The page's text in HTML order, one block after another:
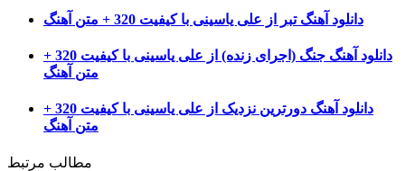
دانلود آهنگ تبر از علی یاسینی با کیفیت 320 + متن آهنگ
دانلود آهنگ جنگ (اجرای زنده) از علی یاسینی با کیفیت 320 +
متن آهنگ
دانلود آهنگ دورترین نزدیک از علی یاسینی با کیفیت 320 +
متن آهنگ
مطالب مرتبط